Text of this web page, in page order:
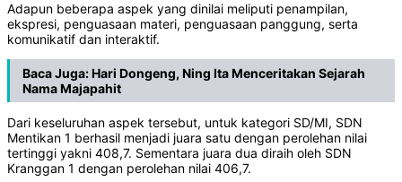
Adapun beberapa aspek yang dinilai meliputi penampilan,
ekspresi, penguasaan materi, penguasaan panggung, serta
komunikatif dan interaktif.
Baca Juga:Hari Dongeng, Ning Ita Menceritakan Sejarah
Nama Majapahit
Dari keseluruhan aspek tersebut, untuk kategori SD/MI, SDN
Mentikan 1 berhasil menjadi juara satu dengan perolehan nilai
tertinggi yakni 408,7. Sementara juara dua diraih oleh SDN
Kranggan 1 dengan perolehan nilai 406,7.